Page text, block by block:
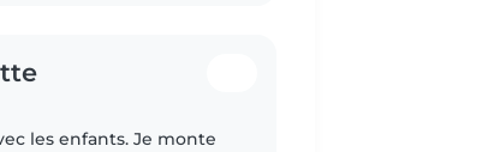
les enfants. Je monte